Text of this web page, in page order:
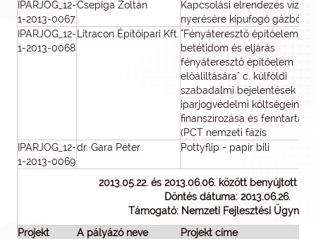
IPARJOG_12-
1-2013-0067
Csepiga Zoltán
Kapcsolási elrendezés víz
nyerésére kipufogó gázból
IPARJOG_12-
1-2013-0068
Litracon Építőipari Kft. "Fényáteresztő építőelem,
betétidom és eljárás
fényáteresztő építőelem
előálíltására" c. külföldi
szabadalmi bejelentések
iparjogvédelmi költségeinek
finanszírozása és fenntartása
(PCT nemzeti fázis
IPARJOG_12-
1-2013-0069
dr. Gara Péter Pottyflip - papír bili
2013.05.22. és 2013.06.06. között benyújtott
Döntés dátuma: 2013.06.26.
Támogató: Nemzeti Fejlesztési
Projekt
A pályázó neve Projekt címe